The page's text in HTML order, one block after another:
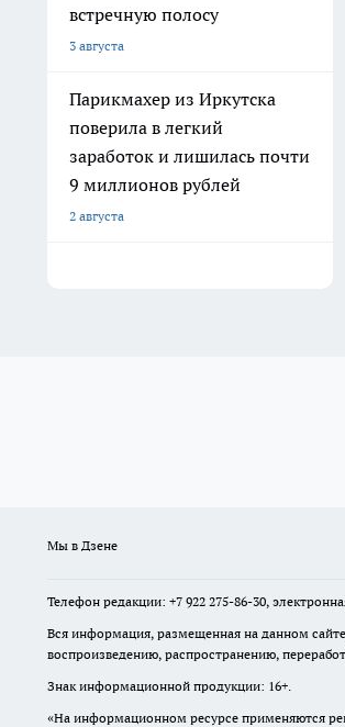
встречную полосу
3 августа
Парикмахер из Иркутска
поверила в легкий
заработок и лишилась почти
9 миллионов рублей
2 августа
Мы в Дзене
Телефон редакции: +7 922 275-86-30,
Вся информация, размещенная на данном
воспроизведению, распространению,
Знак информационной продукции: 16+.
«На информационном ресурсе применяются